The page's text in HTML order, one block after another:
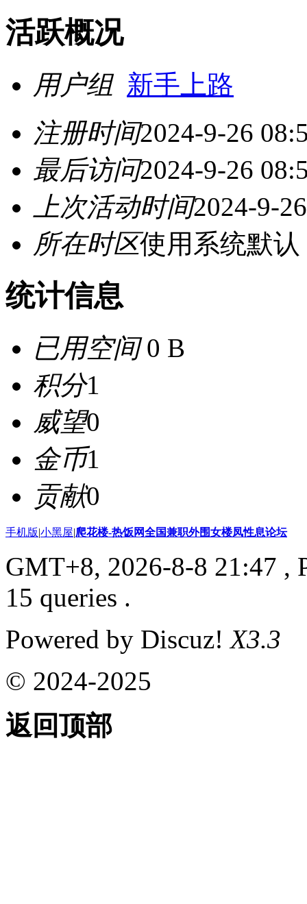
活跃概况
用户组 新手上路
注册时间2024-9-26
最后访问2024-9-26
上次活动时间2024-9-
所在时区使用系统默认
统计信息
已用空间0 B
积分1
威望0
金币1
贡献0
手机版|小黑屋|爬花楼-热饭网全国兼职外围女楼凤性息论坛
GMT+8, 2026-8-8 21:47 ,
15 queries .
Powered by Discuz!X3.3
© 2024-2025
返回顶部